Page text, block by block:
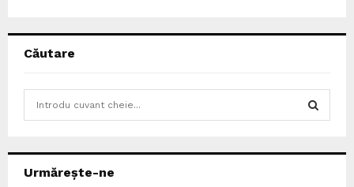
Căutare
h
Urmărește-ne